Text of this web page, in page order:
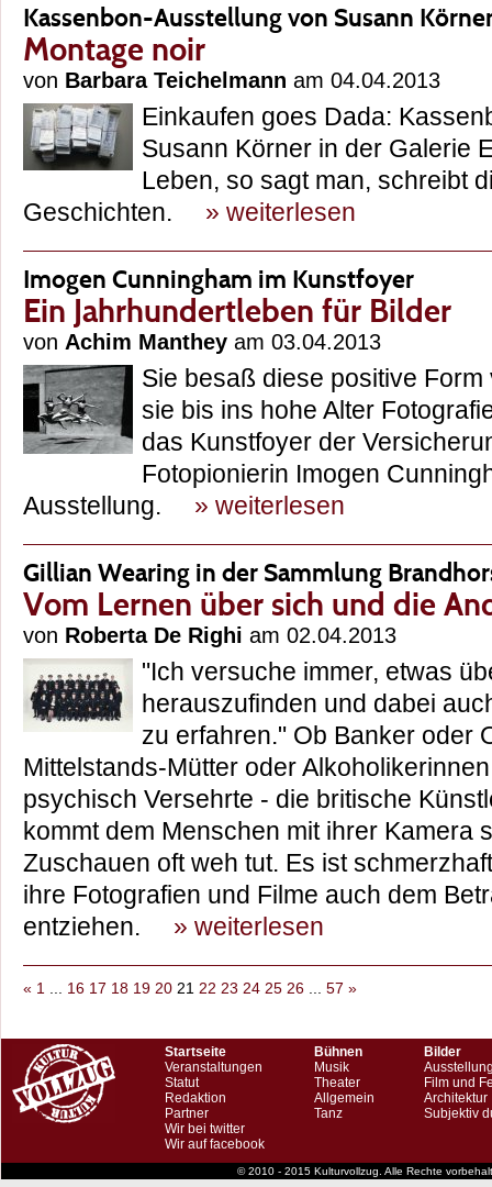
Kassenbon-Ausstellung von Susann
Montage noir
von Barbara Teichelmann am 04.04.2013
Einkaufen goes Dada:
Susann Körner in der Galerie
Leben, so sagt man, schreibt
Geschichten. » weiterlesen
Imogen Cunningham im Kunstfoyer
Ein Jahrhundertleben für Bilder
von Achim Manthey am 03.04.2013
Sie besaß diese positive
sie bis ins hohe Alter
das Kunstfoyer der
Fotopionierin Imogen
Ausstellung. » weiterlesen
Gillian Wearing in der Sammlung
Vom Lernen über sich und die
von Roberta De Righi am 02.04.2013
"Ich versuche immer, etwas
herauszufinden und dabei
zu erfahren." Ob Banker oder
Mittelstands-Mütter oder
psychisch Versehrte - die britische
kommt dem Menschen mit ihrer Kamera
Zuschauen oft weh tut. Es ist
ihre Fotografien und Filme auch dem
entziehen. » weiterlesen
« 1 ... 16 17 18 19 20 21 22 23 24 25 26 ... 57 »
Startseite
Veranstaltungen
Statut
Redaktion
Partner
Wir bei twitter
Wir auf facebook
Bühnen
Musik
Theater
Allgemein
Tanz
Bilder
Film und
Architektur
Subjektiv
© 2010 - 2015 Kulturvollzug. Alle Rechte